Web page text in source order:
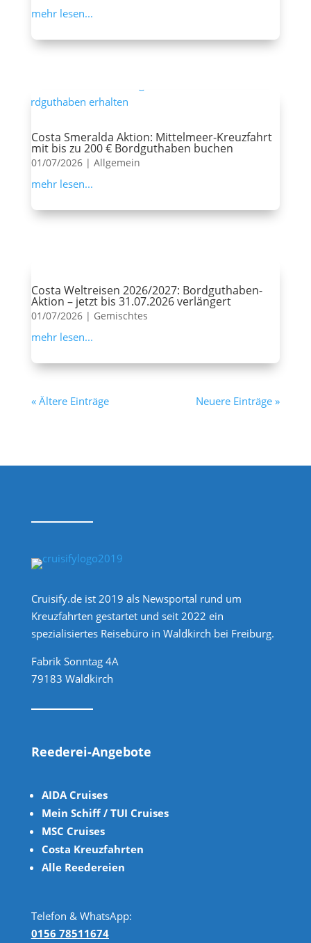
mehr lesen...
Costa Smeralda Aktion: Mittelmeer-Kreuzfahrt
mit bis zu 200 € Bordguthaben buchen
01/07/2026| Allgemein
mehr lesen...
Costa Weltreisen 2026/2027: Bordguthaben-
Aktion – jetzt bis 31.07.2026 verlängert
01/07/2026| Gemischtes
mehr lesen...
« Ältere Einträge Neuere Einträge »
Cruisify.de ist 2019 als Newsportal rund um
Kreuzfahrten gestartet und seit 2022 ein
spezialisiertes Reisebüro in Waldkirch bei Freiburg.
Fabrik Sonntag 4A
79183 Waldkirch
Reederei-Angebote
AIDA Cruises
Mein Schiff / TUI Cruises
MSC Cruises
Costa Kreuzfahrten
Alle Reedereien
Telefon & WhatsApp:
0156 78511674